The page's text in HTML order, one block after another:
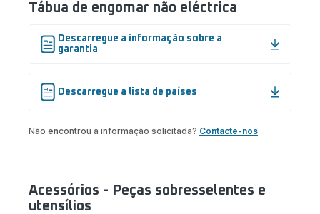
Tábua de engomar não eléctrica
Descarregue a informação sobre a
garantia
Descarregue a lista de países
Não encontrou a informação solicitada? Contacte-nos
Acessórios - Peças sobresselentes e
utensílios